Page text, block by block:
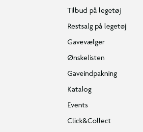
Tilbud på legetøj
Restsalg på legetøj
Gavevælger
Ønskelisten
Gaveindpakning
Katalog
Events
Click&Collect